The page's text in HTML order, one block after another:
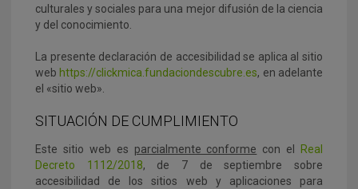
culturales y sociales para una mejor difusión de la ciencia
y del conocimiento.
La presente declaración de accesibilidad se aplica al sitio
web https://clickmica.fundaciondescubre.es, en adelante
el «sitio web».
SITUACIÓN DE CUMPLIMIENTO
Este sitio web es parcialmente conforme con el
Real
Decreto 1112/2018, de 7 de septiembre sobre
accesibilidad de los sitios web y aplicaciones para